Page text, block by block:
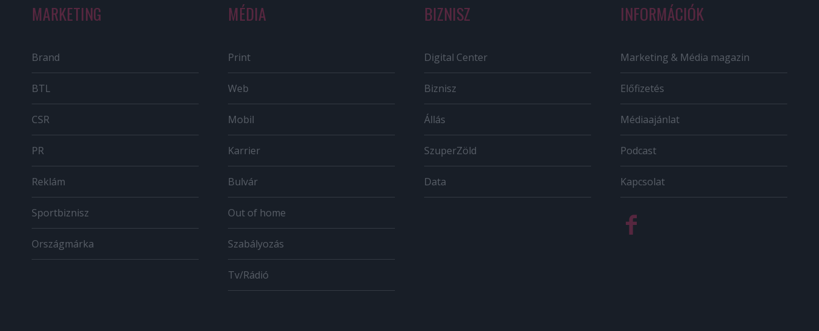
MARKETING
Brand
BTL
CSR
PR
Reklám
Sportbiznisz
Országmárka
MÉDIA
Print
Web
Mobil
Karrier
Bulvár
Out of home
Szabályozás
Tv/Rádió
BIZNISZ
Digital Center
Biznisz
Állás
SzuperZöld
Data
INFORMÁCIÓK
Marketing & Média magazin
Előfizetés
Médiaajánlat
Podcast
Kapcsolat